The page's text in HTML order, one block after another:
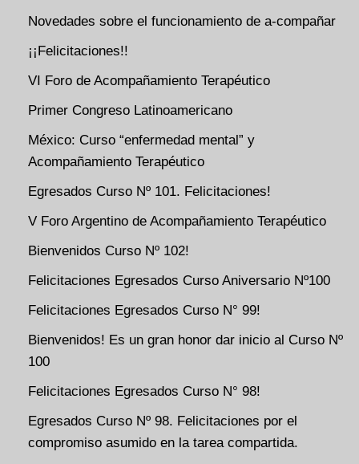
Novedades sobre el funcionamiento de a-compañar
¡¡Felicitaciones!!
VI Foro de Acompañamiento Terapéutico
Primer Congreso Latinoamericano
México: Curso “enfermedad mental” y
Acompañamiento Terapéutico
Egresados Curso Nº 101. Felicitaciones!
V Foro Argentino de Acompañamiento Terapéutico
Bienvenidos Curso Nº 102!
Felicitaciones Egresados Curso Aniversario Nº100
Felicitaciones Egresados Curso N° 99!
Bienvenidos! Es un gran honor dar inicio al Curso Nº
100
Felicitaciones Egresados Curso N° 98!
Egresados Curso Nº 98. Felicitaciones por el
compromiso asumido en la tarea compartida.